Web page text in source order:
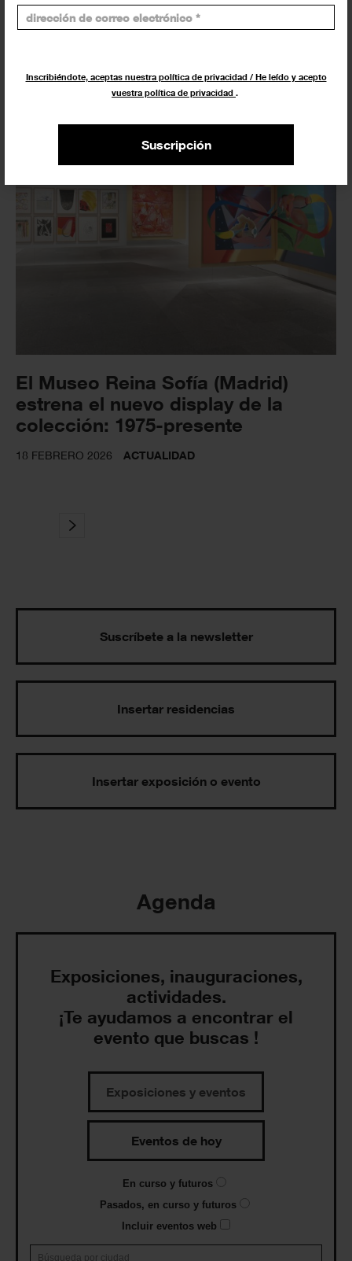
Inscribiéndote, aceptas nuestra política de privacidad / He leído y acepto
vuestra política de privacidad .
Suscripción
orígenes del videoarte en España
El Museo Reina Sofía (Madrid)
estrena el nuevo display de la
colección: 1975-presente
18 FEBRERO 2026 ACTUALIDAD
Suscríbete a la newsletter
Insertar residencias
Insertar exposición o evento
Agenda
Exposiciones, inauguraciones,
actividades.
¡Te ayudamos a encontrar el
evento que buscas !
Exposiciones y eventos
Eventos de hoy
En curso y futuros
Pasados, en curso y futuros
Incluir eventos web